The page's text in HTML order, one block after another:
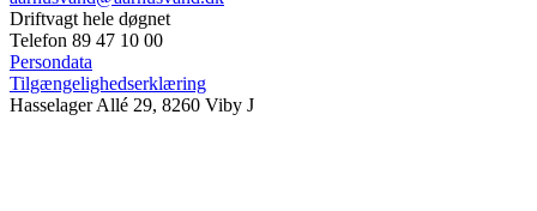
Driftvagt hele døgnet
Telefon 89 47 10 00
Persondata
Tilgængelighedserklæring
Hasselager Allé 29, 8260 Viby J